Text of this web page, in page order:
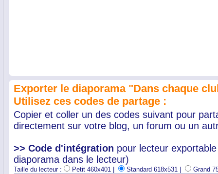
Exporter le diaporama "Dans chaque
Utilisez ces codes de partage :
Copier et coller un des codes suivant pour
directement sur votre blog, un forum ou un
>> Code d'intégration pour lecteur
diaporama dans le lecteur)
Taille du lecteur : Petit 460x401 | Standard 618x531 | Grand